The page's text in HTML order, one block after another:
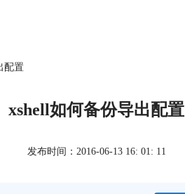
配置
xshell如何备份导出配置
发布时间：2016-06-13 16: 01: 11